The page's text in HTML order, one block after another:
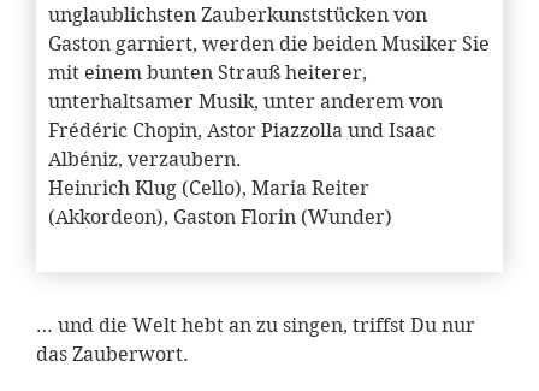
unglaublichsten Zauberkunststücken von
Gaston garniert, werden die beiden Musiker Sie
mit einem bunten Strauß heiterer,
unterhaltsamer Musik, unter anderem von
Frédéric Chopin, Astor Piazzolla und Isaac
Albéniz, verzaubern.
Heinrich Klug (Cello), Maria Reiter
(Akkordeon), Gaston Florin (Wunder)
… und die Welt hebt an zu singen, triffst Du nur
das Zauberwort.